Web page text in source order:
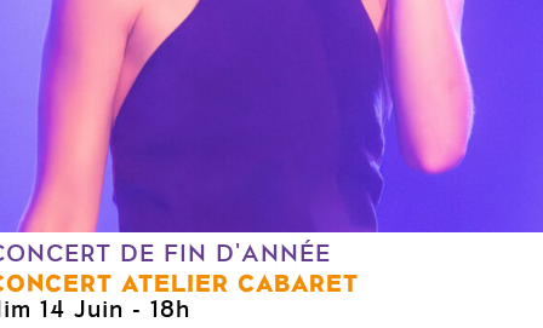
DE FIN D'ANNÉE
ATELIER CABARET
14 Juin - 18h